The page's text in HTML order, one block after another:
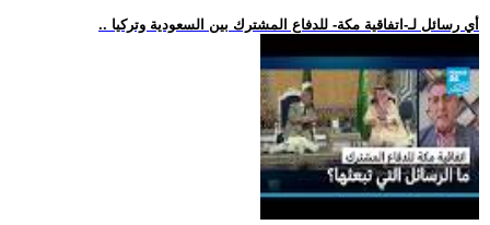
.. أي رسائل لـ-اتفاقية مكة- للدفاع المشترك بين السعودية وتركيا